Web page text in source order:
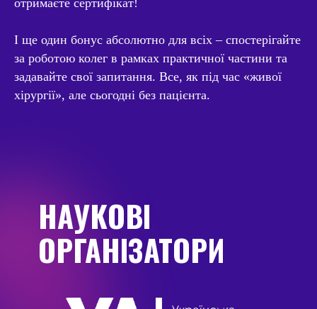
отримаєте сертифікат!
І ще один бонус абсолютно для всіх – спостерігайте
за роботою колег в рамках практичної частини та
задавайте свої запитання. Все, як під час «живої
хірургії», але сьогодні без пацієнта.
НАУКОВІ
ОРГАНІЗАТОРИ